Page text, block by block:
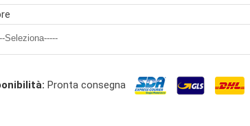
Pronta consegna